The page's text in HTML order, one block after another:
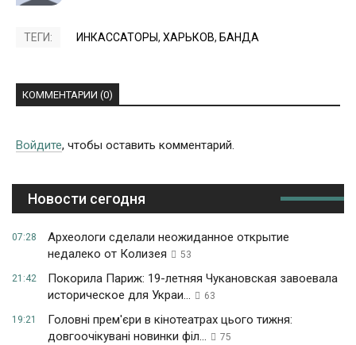
ТЕГИ: ИНКАССАТОРЫ, ХАРЬКОВ, БАНДА
КОММЕНТАРИИ (0)
Войдите, чтобы оставить комментарий.
Новости сегодня
07:28
Археологи сделали неожиданное открытие
недалеко от Колизея
53
21:42
Покорила Париж: 19-летняя Чукановская завоевала
историческое для Украи...
63
19:21
Головні прем'єри в кінотеатрах цього тижня:
довгоочікувані новинки філ...
75